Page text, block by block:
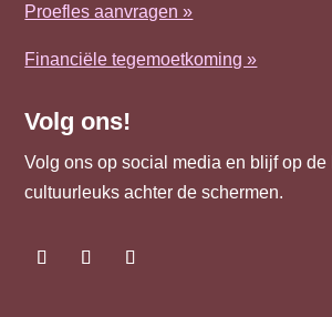
Proefles aanvragen »
Financiële tegemoetkoming »
Volg ons!
Volg ons op social media en blijf op
cultuurleuks achter de schermen.